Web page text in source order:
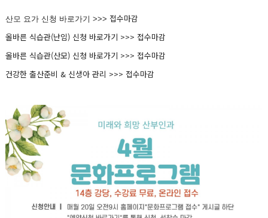
산모 요가 신청 바로가기 >>> 접수마감
올바른 식습관(난임) 신청 바로가기 >>> 접수마감
올바른 식습관(산모) 신청 바로가기 >>> 접수마감
건강한 출산준비 & 신생아 관리 >>> 접수마감